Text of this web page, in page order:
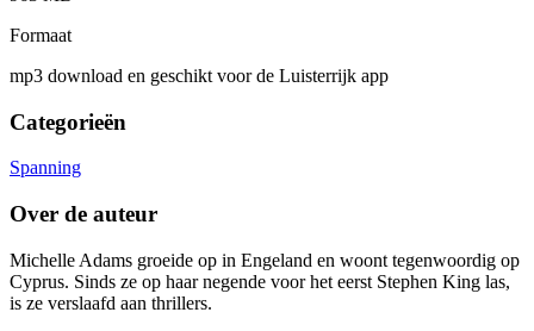
Formaat
mp3 download en geschikt voor de Luisterrijk app
Categorieën
Spanning
Over de auteur
Michelle Adams groeide op in Engeland en woont tegenwoordig op
Cyprus. Sinds ze op haar negende voor het eerst Stephen King las,
is ze verslaafd aan thrillers.